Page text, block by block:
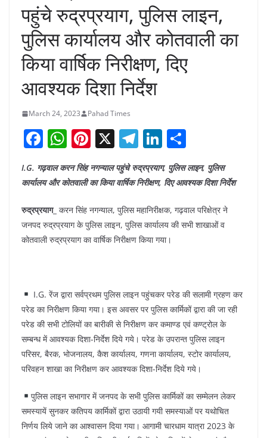
पहुंचे रुद्रप्रयाग, पुलिस लाइन,
पुलिस कार्यालय और कोतवाली का
किया वार्षिक निरीक्षण, दिए
आवश्यक दिशा निर्देश
March 24, 2023 Pahad Times
F
c
b
o
W
h
at
A
p
p
Pi
er
st
X T
e
a
m
Li
k
e
dI
n
ar
I.G. गढ़वाल करन सिंह नगन्याल पहुंचे रुद्रप्रयाग, पुलिस लाइन, पुलिस
कार्यालय और कोतवाली का किया वार्षिक निरीक्षण, दिए आवश्यक दिशा निर्देश
रुद्रप्रयाग_ करन सिंह नगन्याल, पुलिस महानिरीक्षक, गढ़वाल परिक्षेत्र ने
जनपद रुद्रप्रयाग के पुलिस लाइन, पुलिस कार्यालय की सभी शाखाओं व
कोतवाली रुद्रप्रयाग का वार्षिक निरीक्षण किया गया।
I.G. रेंज द्वारा सर्वप्रथम पुलिस लाइन पहुंचकर परेड की सलामी ग्रहण कर
परेड का निरीक्षण किया गया। इस अवसर पर पुलिस कार्मिकों द्वारा की जा रही
परेड की सभी टोलियों का बारीकी से निरीक्षण कर कमाण्ड एवं कण्ट्रोल के
सम्बन्ध में आवश्यक दिशा-निर्देश दिये गये। परेड के उपरान्त पुलिस लाइन
परिसर, बैरक, भोजनालय, कैश कार्यालय, गणना कार्यालय, स्टोर कार्यालय,
परिवहन शाखा का निरीक्षण कर आवश्यक दिशा-निर्देश दिये गये।
पुलिस लाइन सभागार में जनपद के सभी पुलिस कार्मिकों का सम्मेलन लेकर
समस्यायें सुनकर कतिपय कार्मिकों द्वारा उठायी गयी समस्याओं पर यथोचित
निर्णय लिये जाने का आश्वासन दिया गया। आगामी चारधाम यात्रा 2023 के